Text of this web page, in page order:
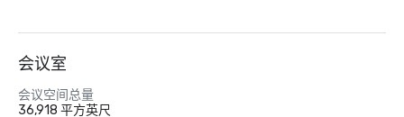
会议室
会议空间总量
36,918 平方英尺